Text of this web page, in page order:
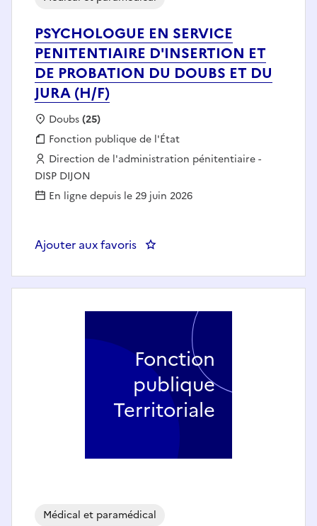
PSYCHOLOGUE EN SERVICE
PENITENTIAIRE D'INSERTION ET
DE PROBATION DU DOUBS ET DU
JURA (H/F)
Localisation :
Doubs(25)
Fonction publique :
Fonction publique de l'État
Employeur :
Direction de l'administration pénitentiaire -
DISP DIJON
En ligne depuis le 29 juin 2026
Ajouter aux favoris : PSYCHOLOGUE EN SERVICE
Médical et paramédical
Fonction
publique
Territoriale